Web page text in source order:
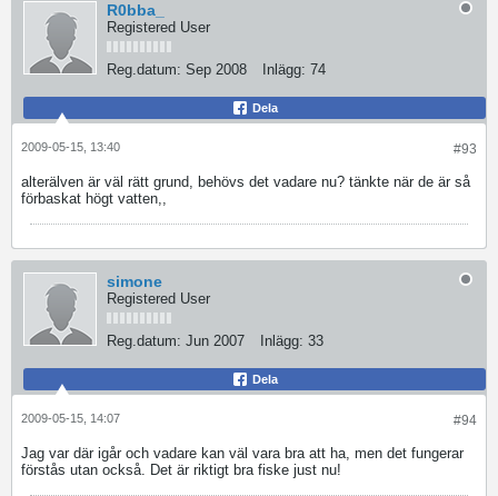
R0bba_
Registered User
Reg.datum: Sep 2008 Inlägg: 74
Dela
#93
2009-05-15, 13:40
alterälven är väl rätt grund, behövs det vadare nu? tänkte när de är så
förbaskat högt vatten,,
simone
Registered User
Reg.datum: Jun 2007 Inlägg: 33
Dela
#94
2009-05-15, 14:07
Jag var där igår och vadare kan väl vara bra att ha, men det fungerar
förstås utan också. Det är riktigt bra fiske just nu!